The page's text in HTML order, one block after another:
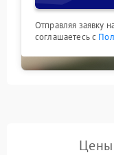
Отправляя заявку
соглашаетесь с
Цены